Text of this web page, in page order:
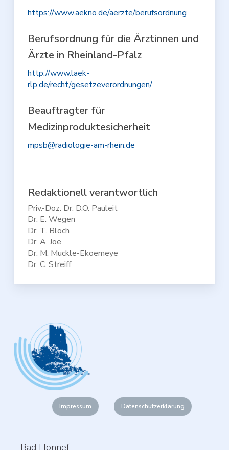
https://www.aekno.de/aerzte/berufsordnung
Berufsordnung für die Ärztinnen und
Ärzte in Rheinland-Pfalz
http://www.laek-
rlp.de/recht/gesetzeverordnungen/
Beauftragter für
Medizinproduktesicherheit
mpsb@radiologie-am-rhein.de
Redaktionell verantwortlich
Priv.-Doz. Dr. D.O. Pauleit
Dr. E. Wegen
Dr. T. Bloch
Dr. A. Joe
Dr. M. Muckle-Ekoemeye
Dr. C. Streiff
Impressum Datenschutzerklärung